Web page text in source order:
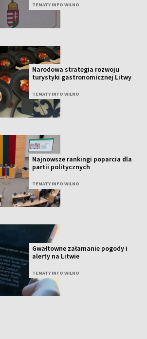
TEMATY INFO WILNO
Narodowa strategia rozwoju
turystyki gastronomicznej Litwy
TEMATY INFO WILNO
Najnowsze rankingi poparcia dla
partii politycznych
TEMATY INFO WILNO
Gwałtowne załamanie pogody i
alerty na Litwie
TEMATY INFO WILNO